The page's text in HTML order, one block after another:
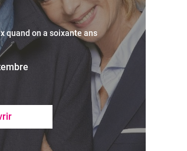
quand on a soixante ans